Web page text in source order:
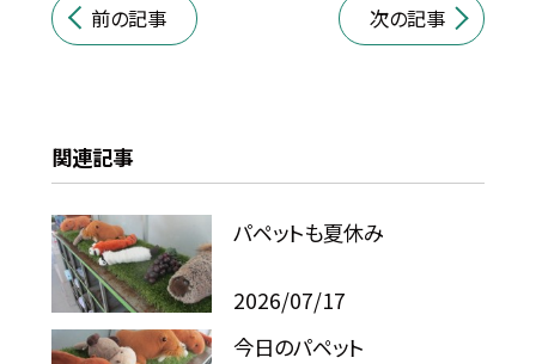
前の記事 次の記事
関連記事
パペットも夏休み
2026/07/17
今日のパペット